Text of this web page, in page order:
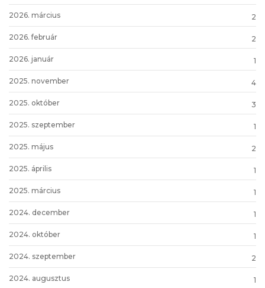
2026. március 2
2026. február 2
2026. január 1
2025. november 4
2025. október 3
2025. szeptember 1
2025. május 2
2025. április 1
2025. március 1
2024. december 1
2024. október 1
2024. szeptember 2
2024. augusztus 1